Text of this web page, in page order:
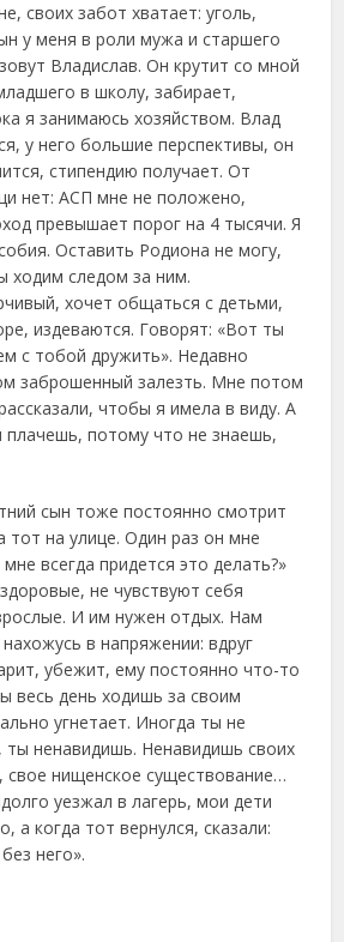
своих забот хватает: уголь,
у меня в роли мужа и старшего
Владислав. Он крутит со мной
в школу, забирает,
я занимаюсь хозяйством. Влад
у него большие перспективы, он
стипендию получает. От
нет: АСП мне не положено,
превышает порог на 4 тысячи. Я
Оставить Родиона не могу,
ходим следом за ним.
хочет общаться с детьми,
издеваются. Говорят: «Вот ты
с тобой дружить». Недавно
заброшенный залезть. Мне потом
чтобы я имела в виду. А
потому что не знаешь,
сын тоже постоянно смотрит
тот на улице. Один раз он мне
всегда придется это делать?»
не чувствуют себя
И им нужен отдых. Нам
в напряжении: вдруг
убежит, ему постоянно что-то
весь день ходишь за своим
угнетает. Иногда ты не
ненавидишь. Ненавидишь своих
свое нищенское существование…
уезжал в лагерь, мои дети
а когда тот вернулся, сказали:
него».